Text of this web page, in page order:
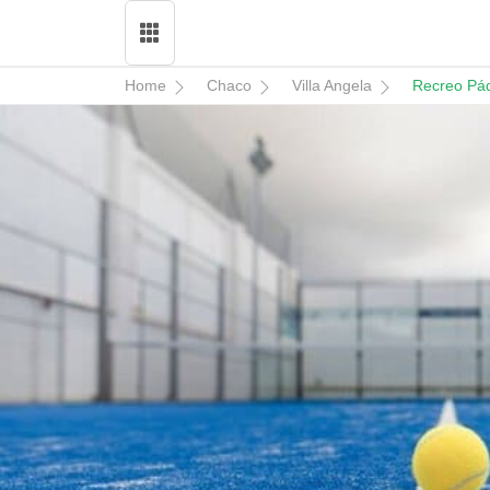
Home Chaco Villa Angela Recreo